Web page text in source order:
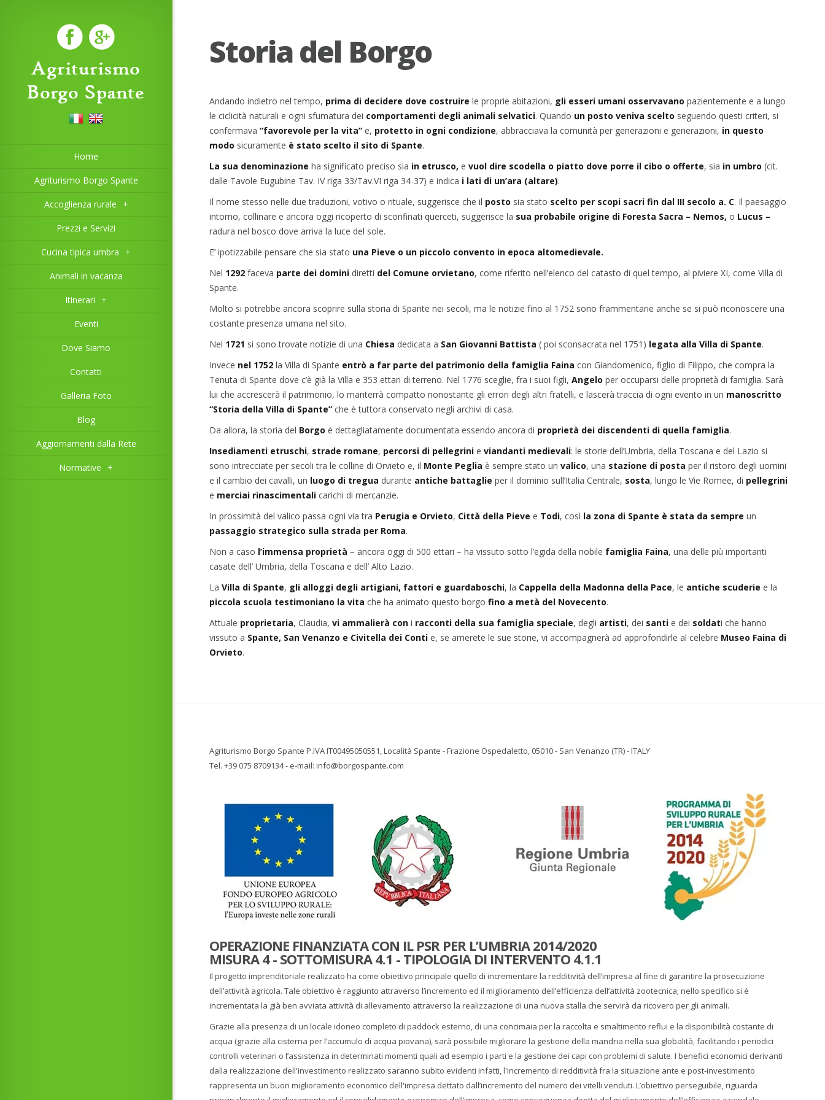
Home
Agriturismo Borgo Spante
Accoglienza rurale +
Prezzi e Servizi
Cucina tipica umbra +
Animali in vacanza
Itinerari +
Eventi
Dove Siamo
Contatti
Galleria Foto
Blog
Aggiornamenti dalla Rete
Normative +
Storia del Borgo
Andando indietro nel tempo, prima di decidere dove costruire le proprie abitazioni, gli esseri umani osservavano pazientemente e a lungo
le ciclicità naturali e ogni sfumatura dei comportamenti degli animali selvatici. Quando un posto veniva scelto seguendo questi criteri, si
confermava “favorevole per la vita” e, protetto in ogni condizione, abbracciava la comunità per generazioni e generazioni, in questo
modo sicuramente è stato scelto il sito di Spante.
La sua denominazione ha significato preciso sia in etrusco, e vuol dire scodella o piatto dove porre il cibo o offerte, sia in umbro (cit.
dalle Tavole Eugubine Tav. IV riga 33/Tav.VI riga 34-37) e indica i lati di un’ara (altare).
Il nome stesso nelle due traduzioni, votivo o rituale, suggerisce che il posto sia stato scelto per scopi sacri fin dal III secolo a. C. Il paesaggio
intorno, collinare e ancora oggi ricoperto di sconfinati querceti, suggerisce la sua probabile origine di Foresta Sacra – Nemos, o Lucus –
radura nel bosco dove arriva la luce del sole.
E’ ipotizzabile pensare che sia stato una Pieve o un piccolo convento in epoca altomedievale.
Nel 1292 faceva parte dei domini diretti del Comune orvietano, come riferito nell’elenco del catasto di quel tempo, al piviere XI, come Villa di
Spante.
Molto si potrebbe ancora scoprire sulla storia di Spante nei secoli, ma le notizie fino al 1752 sono frammentarie anche se si può riconoscere una
costante presenza umana nel sito.
Nel 1721 si sono trovate notizie di una Chiesa dedicata a San Giovanni Battista ( poi sconsacrata nel 1751) legata alla Villa di Spante.
Invece nel 1752 la Villa di Spante entrò a far parte del patrimonio della famiglia Faina con Giandomenico, figlio di Filippo, che compra la
Tenuta di Spante dove c’è già la Villa e 353 ettari di terreno. Nel 1776 sceglie, fra i suoi figli, Angelo per occuparsi delle proprietà di famiglia. Sarà
lui che accrescerà il patrimonio, lo manterrà compatto nonostante gli errori degli altri fratelli, e lascerà traccia di ogni evento in un manoscritto
“Storia della Villa di Spante” che è tuttora conservato negli archivi di casa.
Da allora, la storia del Borgo è dettagliatamente documentata essendo ancora di proprietà dei discendenti di quella famiglia.
Insediamenti etruschi, strade romane, percorsi di pellegrini e viandanti medievali: le storie dell’Umbria, della Toscana e del Lazio si
sono intrecciate per secoli tra le colline di Orvieto e, il Monte Peglia è sempre stato un valico, una stazione di posta per il ristoro degli uomini
e il cambio dei cavalli, un luogo di tregua durante antiche battaglie per il dominio sull’Italia Centrale, sosta, lungo le Vie Romee, di pellegrini
e merciai rinascimentali carichi di mercanzie.
In prossimità del valico passa ogni via tra Perugia e Orvieto, Città della Pieve e Todi, così la zona di Spante è stata da sempre un
passaggio strategico sulla strada per Roma.
Non a caso l’immensa proprietà – ancora oggi di 500 ettari – ha vissuto sotto l’egida della nobile famiglia Faina, una delle più importanti
casate dell’ Umbria, della Toscana e dell’ Alto Lazio.
La Villa di Spante, gli alloggi degli artigiani, fattori e guardaboschi, la Cappella della Madonna della Pace, le antiche scuderie e la
piccola scuola testimoniano la vita che ha animato questo borgo fino a metà del Novecento.
Attuale proprietaria, Claudia, vi ammalierà con i racconti della sua famiglia speciale, degli artisti, dei santi e dei soldati che hanno
vissuto a Spante, San Venanzo e Civitella dei Conti e, se amerete le sue storie, vi accompagnerà ad approfondirle al celebre Museo Faina di
Orvieto.
Agriturismo Borgo Spante P.IVA IT00495050551, Località Spante - Frazione Ospedaletto, 05010 - San Venanzo (TR) - ITALY
Tel. +39 075 8709134 - e-mail: info@borgospante.com
OPERAZIONE FINANZIATA CON IL PSR PER L’UMBRIA 2014/2020
MISURA 4 - SOTTOMISURA 4.1 - TIPOLOGIA DI INTERVENTO 4.1.1
Il progetto imprenditoriale realizzato ha come obiettivo principale quello di incrementare la redditività dell’impresa al fine di garantire la prosecuzione
dell’attività agricola. Tale obiettivo è raggiunto attraverso l’incremento ed il miglioramento dell’efficienza dell’attività zootecnica; nello specifico si è
incrementata la già ben avviata attività di allevamento attraverso la realizzazione di una nuova stalla che servirà da ricovero per gli animali.
Grazie alla presenza di un locale idoneo completo di paddock esterno, di una concimaia per la raccolta e smaltimento reflui e la disponibilità costante di
acqua (grazie alla cisterna per l’accumulo di acqua piovana), sarà possibile migliorare la gestione della mandria nella sua globalità, facilitando i periodici
controlli veterinari o l’assistenza in determinati momenti quali ad esempio i parti e la gestione dei capi con problemi di salute. I benefici economici derivanti
dalla realizzazione dell'investimento realizzato saranno subito evidenti infatti, l'incremento di redditività fra la situazione ante e post-investimento
rappresenta un buon miglioramento economico dell'impresa dettato dall’incremento del numero dei vitelli venduti. L’obiettivo perseguibile, riguarda